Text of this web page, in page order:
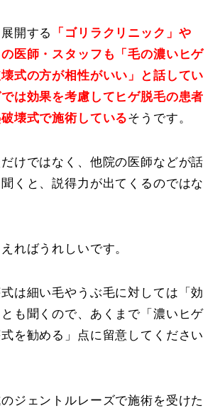
開する
「ゴリラクリニック」や
の医師・スタッフも「毛の濃いヒゲ
式の方が相性がいい」と話してい
は効果を考慮してヒゲ脱毛の患者
壊式で施術しているそうです。
けではなく、他院の医師などが話
くと、説得力が出てくるのではな
ればうれしいです。
は細い毛やうぶ毛に対しては「効
も聞くので、あくまで「濃いヒゲ
を勧める」点に留意してください
ジェントルレーズで施術を受けた